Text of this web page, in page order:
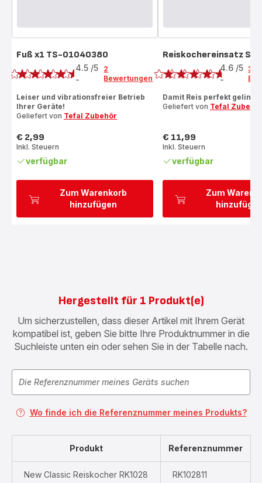
Zum Warenkorb
hinzufügen
Fuß x1 TS-01040380
Bewertung
4.5 /5
-
2
Bewertungen
Leiser und vibrationsfreier Betrieb
Ihrer Geräte!
Geliefert von Tefal Zubehör
Preis
€ 2,99
Inkl. Steuern
verfügbar
Zum
Reiskochereinsatz
Bewertung
4.6 /5
-
37
Damit Reis perfekt gelingt
Geliefert von Tefal
Preis
€ 11,99
Inkl. Steuern
verfügbar
Hergestellt für 1 Produkt(e)
Um sicherzustellen, dass dieser Artikel mit Ihrem Gerät
kompatibel ist, geben Sie bitte Ihre Produktnummer in die
Suchleiste unten ein oder sehen Sie in der Tabelle nach.
Wo finde ich die Referenznummer meines Produkts?
Produkt Referenznummer
New Classic Reiskocher RK1028 RK102811